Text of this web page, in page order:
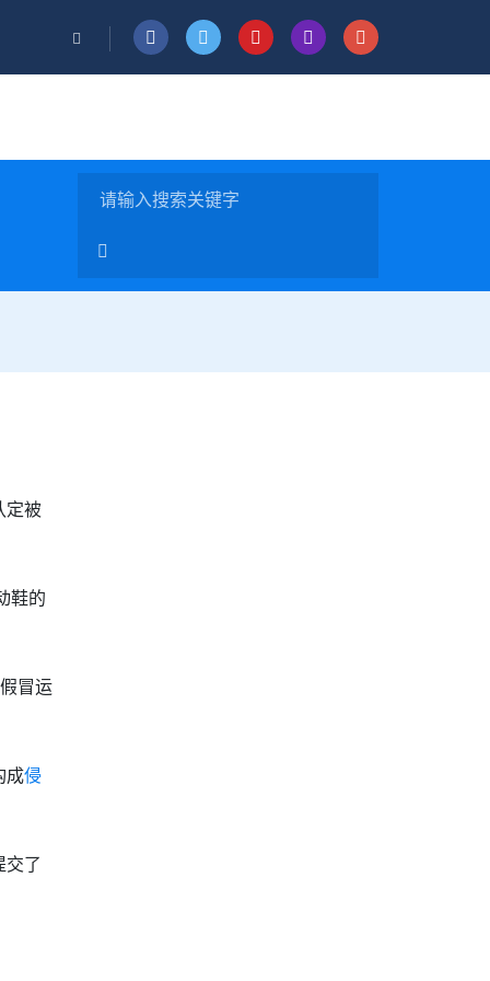
定被
鞋的
冒运
成侵
交了